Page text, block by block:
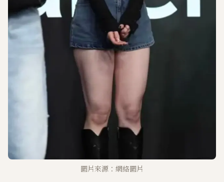
圖片來源：網絡圖片